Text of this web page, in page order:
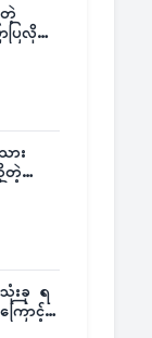
ြလိုက်
ား
တဲ့
းခု ရ
ောင့်